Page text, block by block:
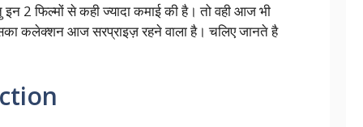
2 फिल्मों से कही ज्यादा कमाई की है। तो वही आज भी
कलेक्शन आज सरप्राइज़ रहने वाला है। चलिए जानते है